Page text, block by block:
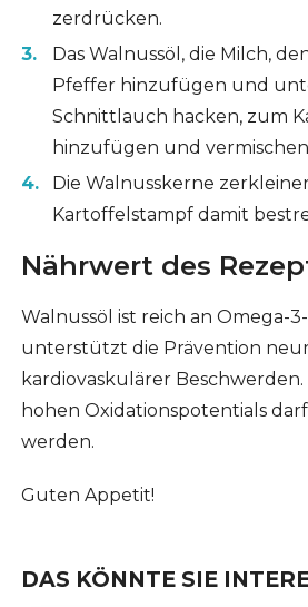
zerdrücken.
Das Walnussöl, die Milch,
Pfeffer hinzufügen und
Schnittlauch hacken, zum
hinzufügen und
Die Walnusskerne
Kartoffelstampf damit
Nährwert des
Walnussöl ist reich an Omega-
unterstützt die Prävention
kardiovaskulärer
hohen Oxidationspotentials
werden.
Guten Appetit!
DAS KÖNNTE SIE